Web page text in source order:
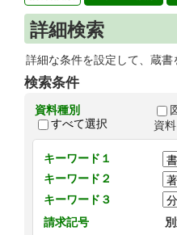
詳細検索
詳細な条件を設定して、蔵書
検索条件
資料種別
すべて選択
資
キーワード１
キーワード２
キーワード３
請求記号